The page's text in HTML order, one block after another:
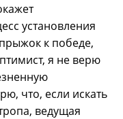
установления
к победе,
я не верю
что, если искать
ведущая